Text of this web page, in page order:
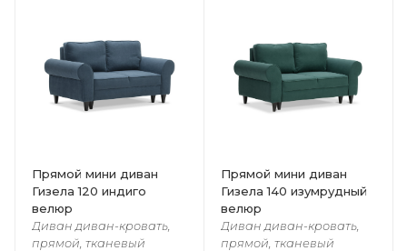
Прямой мини диван
Гизела 120 индиго
велюр
Диван диван-кровать,
прямой, тканевый
Прямой мини диван
Гизела 140 изумрудный
велюр
Диван диван-кровать,
прямой, тканевый